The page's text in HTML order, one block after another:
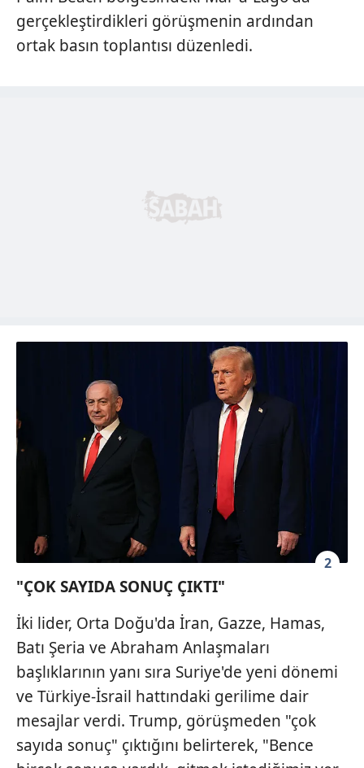
gerçekleştirdikleri görüşmenin ardından
ortak basın toplantısı düzenledi.
2
"ÇOK SAYIDA SONUÇ ÇIKTI"
İki lider, Orta Doğu'da İran, Gazze, Hamas,
Batı Şeria ve Abraham Anlaşmaları
başlıklarının yanı sıra Suriye'de yeni dönemi
ve Türkiye-İsrail hattındaki gerilime dair
mesajlar verdi. Trump, görüşmeden "çok
sayıda sonuç" çıktığını belirterek, "Bence